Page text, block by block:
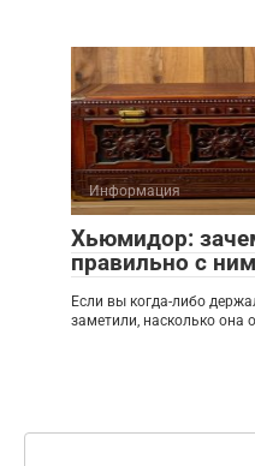
Информация
Хьюмидор:
правильно с
Если вы когда-либо
заметили, насколько она